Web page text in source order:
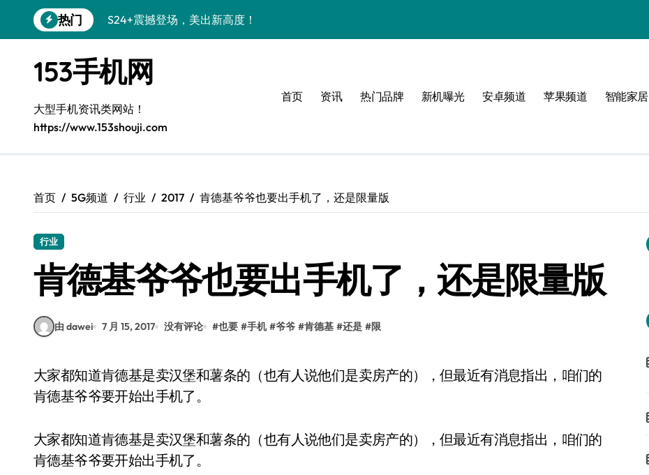
到
热门
S24+震撼登场，美出新高度！
A56 5G登场，三星风尚新定义！
三星S26上手玩转个性美化｜手机分享员必看
S25美化秘籍：个性潮玩，炫酷加倍！
C55 5G焕新秘籍：定制潮流无限畅玩
Galaxy Z Flip6：折叠时尚，一瞬惊艳
S25 Ultra颜值炸裂！定制主题潮到没朋友
153手机网
大型手机资讯类网站！
https://www.153shouji.com
首页 资讯 热门品牌 新机曝光 安卓频道 苹果频道 智能家居
首页 5G频道 行业 2017 肯德基爷爷也要出手机了，还是限量版
行业
肯德基爷爷也要出手机了，还是限量版
由 dawei 7 月 15, 2017 没有评论 #也要 #手机 #爷爷 #肯德基 #还是 #限
大家都知道肯德基是卖汉堡和薯条的（也有人说他们是卖房产的），但最近有消息指出，咱们的
肯德基爷爷要开始出手机了。
大家都知道肯德基是卖汉堡和薯条的（也有人说他们是卖房产的），但最近有消息指出，咱们的
肯德基爷爷要开始出手机了。